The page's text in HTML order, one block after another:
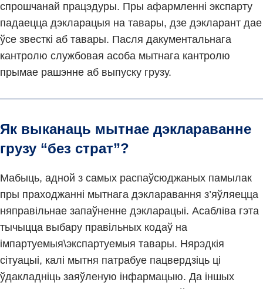
спрошчанай працэдуры. Пры афармленні экспарту
падаецца дэкларацыя на тавары, дзе дэкларант дае
ўсе звесткі аб тавары. Пасля дакументальнага
кантролю службовая асоба мытнага кантролю
прымае рашэнне аб выпуску грузу.
Як выканаць мытнае дэклараванне
грузу “без страт”?
Мабыць, адной з самых распаўсюджаных памылак
пры праходжанні мытнага дэкларавання з’яўляецца
няправільнае запаўненне дэкларацыі. Асабліва гэта
тычыцца выбару правільных кодаў на
імпартуемыя\экспартуемыя тавары. Нярэдкія
сітуацыі, калі мытня патрабуе пацвердзіць ці
ўдакладніць заяўленую інфармацыю. Да іншых